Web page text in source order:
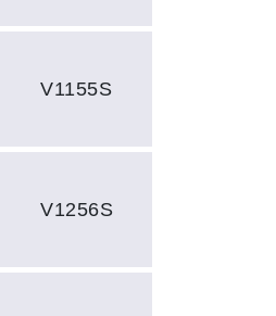
V1155S
V1256S